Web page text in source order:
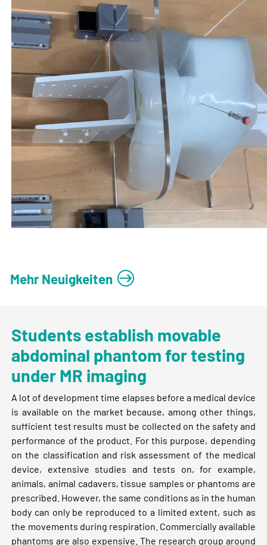
Mehr Neuigkeiten
Students establish movable
abdominal phantom for testing
under MR imaging
A lot of development time elapses before a medical device
is available on the market because, among other things,
sufficient test results must be collected on the safety and
performance of the product. For this purpose, depending
on the classification and risk assessment of the medical
device, extensive studies and tests on, for example,
animals, animal cadavers, tissue samples or phantoms are
prescribed. However, the same conditions as in the human
body can only be reproduced to a limited extent, such as
the movements during respiration. Commercially available
phantoms are also expensive. The research group around